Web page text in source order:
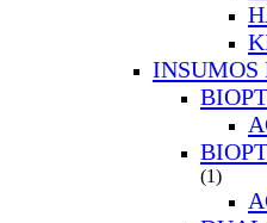
INSUMOS
(1)